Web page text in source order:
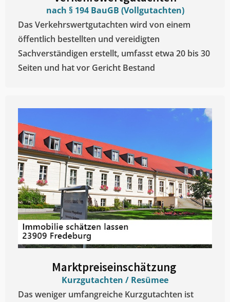
nach § 194 BauGB (Vollgutachten)
Das Verkehrswertgutachten wird von einem
öffentlich bestellten und vereidigten
Sachverständigen erstellt, umfasst etwa 20 bis 30
Seiten und hat vor Gericht Bestand
Marktpreiseinschätzung ​
Kurzgutachten / Resümee
Das weniger umfangreiche Kurzgutachten ist